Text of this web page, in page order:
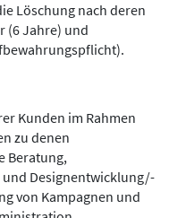
Löschung nach deren
(6 Jahre) und
Kunden im Rahmen
zu denen
Beratung,
Designentwicklung/-
von Kampagnen und